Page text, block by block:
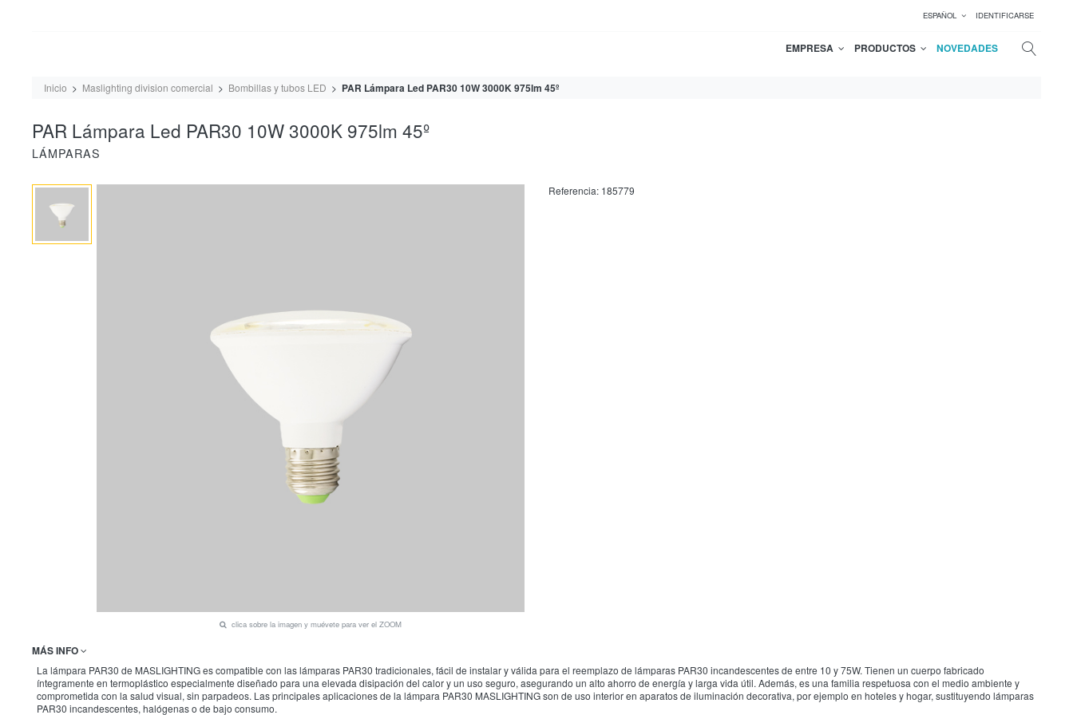
ESPAÑOL IDENTIFICARSE
EMPRESA PRODUCTOS NOVEDADES
Inicio Maslighting division comercial Bombillas y tubos LED PAR Lámpara Led PAR30 10W 3000K 975lm 45º
PAR Lámpara Led PAR30 10W 3000K 975lm 45º
LÁMPARAS
clica sobre la imagen y muévete para ver el ZOOM
Referencia: 185779
MÁS INFO
La lámpara PAR30 de MASLIGHTING es compatible con las lámparas PAR30 tradicionales, fácil de instalar y válida para el reemplazo de lámparas PAR30 incandescentes de entre 10 y 75W. Tienen un cuerpo fabricado
íntegramente en termoplástico especialmente diseñado para una elevada disipación del calor y un uso seguro, asegurando un alto ahorro de energía y larga vida útil. Además, es una familia respetuosa con el medio ambiente y
comprometida con la salud visual, sin parpadeos. Las principales aplicaciones de la lámpara PAR30 MASLIGHTING son de uso interior en aparatos de iluminación decorativa, por ejemplo en hoteles y hogar, sustituyendo lámparas
PAR30 incandescentes, halógenas o de bajo consumo.